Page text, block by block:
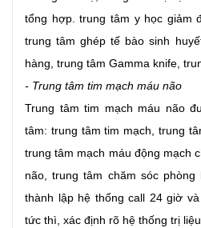
tổng hợp. trung tâm y học giảm
trung tâm ghép tế bào sinh
hàng, trung tâm Gamma knife,
- Trung tâm tim mạch máu não
Trung tâm tim mạch máu não
tâm: trung tâm tim mạch, trung
trung tâm mạch máu động mạch
não, trung tâm chăm sóc
thành lập hệ thống call 24 giờ
tức thì, xác định rõ hệ thống trị